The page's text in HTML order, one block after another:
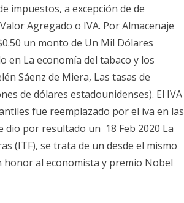
impuestos, a excepción de de
Agregado o IVA. Por Almacenaje
un monto de Un Mil Dólares
en La economía del tabaco y los
Sáenz de Miera, Las tasas de
de dólares estadounidenses). El IVA
fue reemplazado por el iva en las
dio por resultado un 18 Feb 2020 La
(ITF), se trata de un desde el mismo
honor al economista y premio Nobel